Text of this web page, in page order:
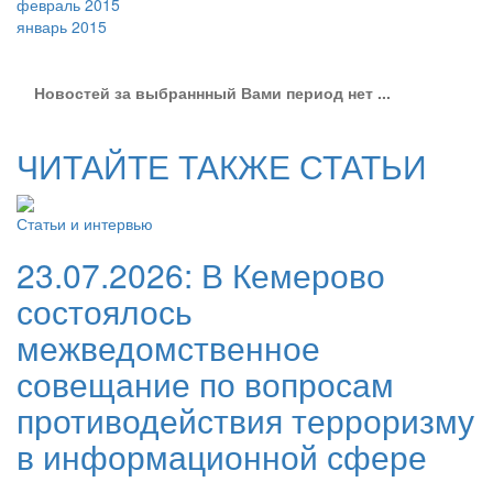
февраль 2015
январь 2015
Новостей за выбраннный Вами период нет ...
ЧИТАЙТЕ ТАКЖЕ СТАТЬИ
Статьи и интервью
23.07.2026: В Кемерово
состоялось
межведомственное
совещание по вопросам
противодействия терроризму
в информационной сфере